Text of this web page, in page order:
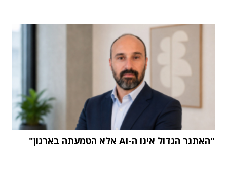
"האתגר הגדול אינו ה-AI אלא הטמעתה בארגון"